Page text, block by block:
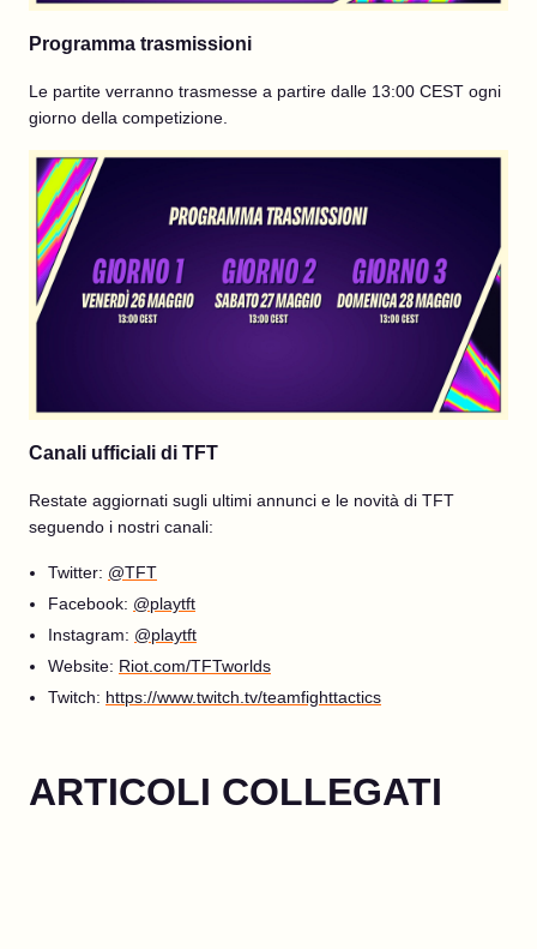
Programma trasmissioni
Le partite verranno trasmesse a partire dalle 13:00 CEST ogni
giorno della competizione.
Canali ufficiali di TFT
Restate aggiornati sugli ultimi annunci e le novità di TFT
seguendo i nostri canali:
Twitter: @TFT
Facebook: @playtft
Instagram: @playtft
Website: Riot.com/TFTworlds
Twitch: https://www.twitch.tv/teamfighttactics
ARTICOLI COLLEGATI